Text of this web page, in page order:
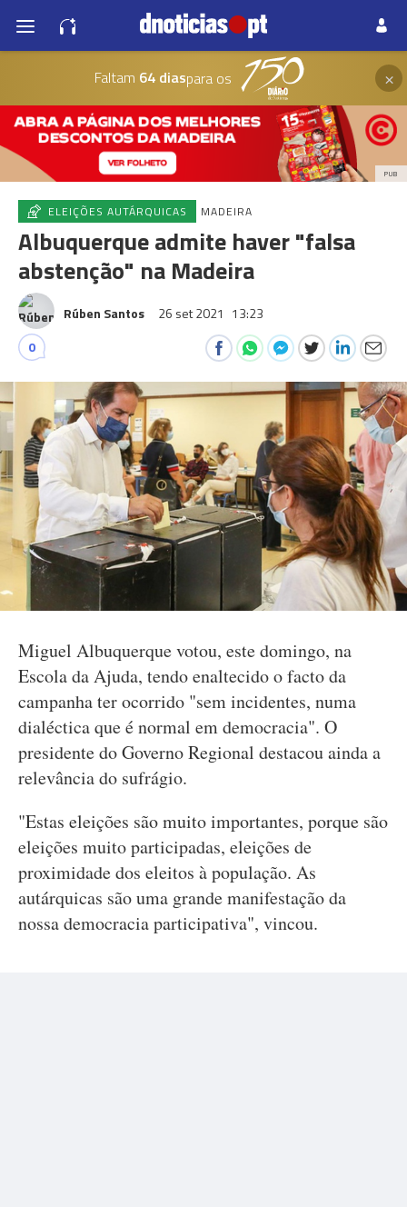
Faltam 64 diaspara os ×
PUB
ELEIÇÕES AUTÁRQUICAS MADEIRA
Albuquerque admite haver "falsa
abstenção" na Madeira
Rúben Santos 26 set 2021 13:23
0
Miguel Albuquerque votou, este domingo, na
Escola da Ajuda, tendo enaltecido o facto da
campanha ter ocorrido "sem incidentes, numa
dialéctica que é normal em democracia". O
presidente do Governo Regional destacou ainda a
relevância do sufrágio.
"Estas eleições são muito importantes, porque são
eleições muito participadas, eleições de
proximidade dos eleitos à população. As
autárquicas são uma grande manifestação da
nossa democracia participativa", vincou.